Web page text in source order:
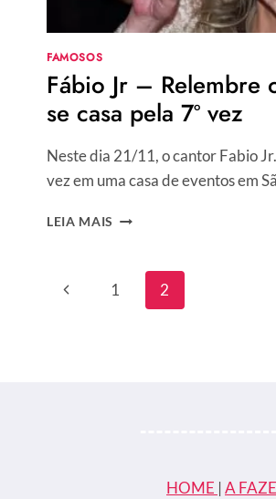
FAMOSOS
Fábio Jr – Relembre
se casa pela 7º vez
Neste dia 21/11, o cantor Fabio
vez em uma casa de eventos em
LEIA MAIS FÁBIO
RELEMBRE
OS
CASAMENTOS
Navegação
Página
1 2
HOME | A